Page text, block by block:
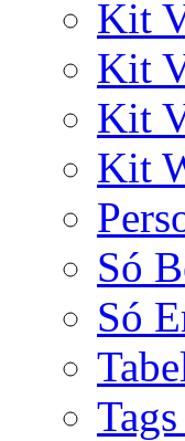
Kit
Kit
Kit
Kit
Só
Só